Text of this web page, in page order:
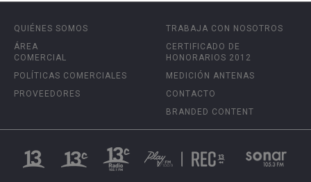
QUIÉNES SOMOS
ÁREA
COMERCIAL
POLÍTICAS COMERCIALES
PROVEEDORES
TRABAJA CON NOSOTROS
CERTIFICADO DE
HONORARIOS 2012
MEDICIÓN ANTENAS
CONTACTO
BRANDED CONTENT